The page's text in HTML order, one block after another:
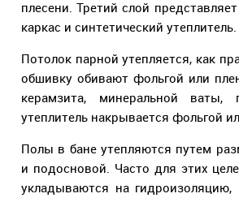
плесени. Третий слой
каркас и синтетический утеплитель.
Потолок парной утепляется, как
обшивку обивают фольгой или
керамзита, минеральной
утеплитель накрывается фольгой
Полы в бане утепляются путем
и подосновой. Часто для этих
укладываются на